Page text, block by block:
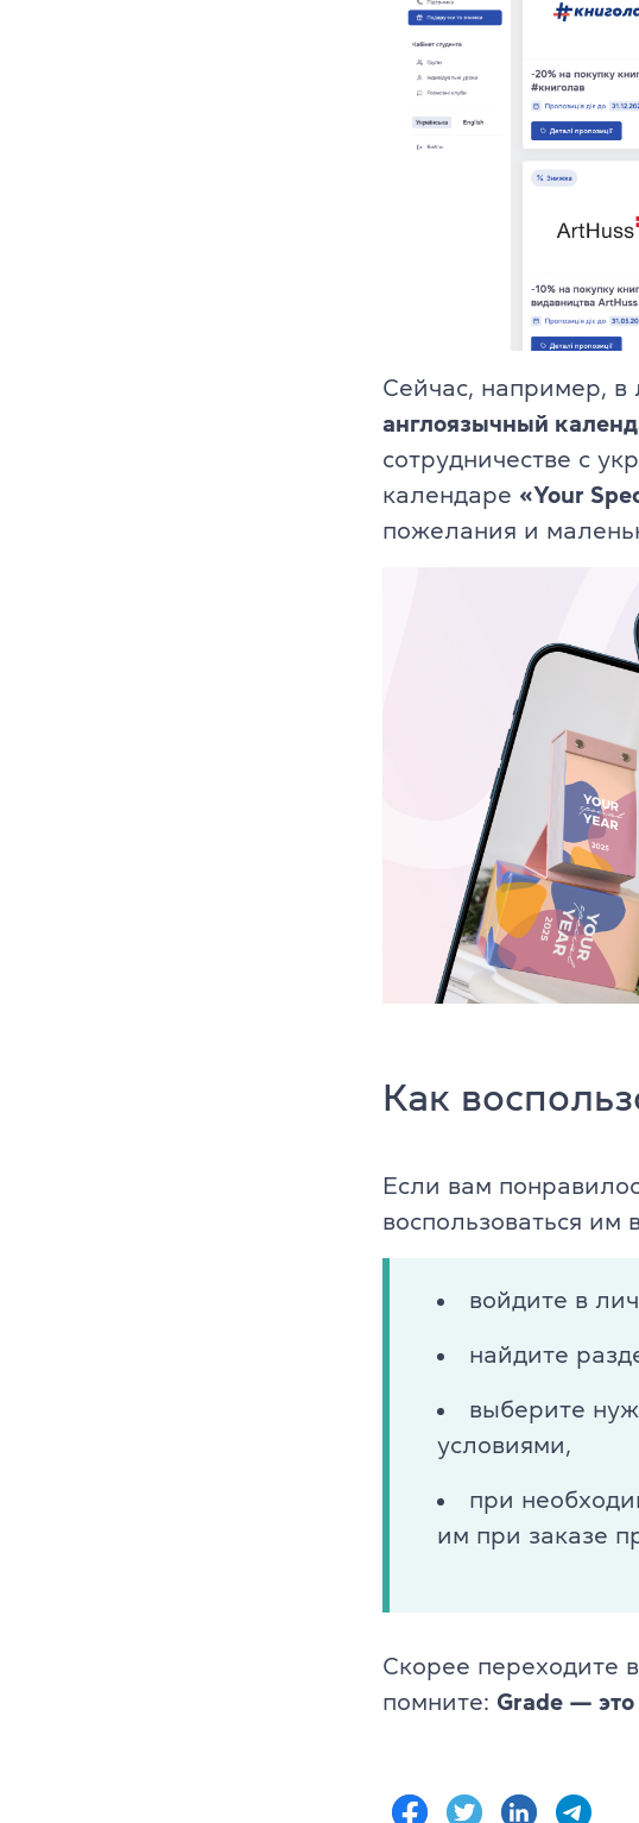
Контакты
Сейчас, например, в
англоязычный
сотрудничестве с
календаре «Your
пожелания и
Как
Если вам
воспользоваться
войдите в
найдите
выберите
условиями,
при
им при заказе
Скорее переходите
помните: Grade —